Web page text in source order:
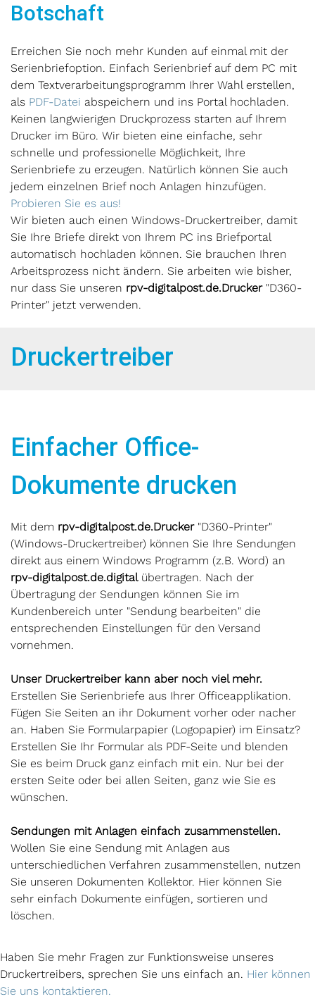
Botschaft
Erreichen Sie noch mehr Kunden auf einmal mit der
Serienbriefoption. Einfach Serienbrief auf dem PC mit
dem Textverarbeitungsprogramm Ihrer Wahl erstellen,
als PDF-Datei abspeichern und ins Portal hochladen.
Keinen langwierigen Druckprozess starten auf Ihrem
Drucker im Büro. Wir bieten eine einfache, sehr
schnelle und professionelle Möglichkeit, Ihre
Serienbriefe zu erzeugen. Natürlich können Sie auch
jedem einzelnen Brief noch Anlagen hinzufügen.
Probieren Sie es aus!
Wir bieten auch einen Windows-Druckertreiber, damit
Sie Ihre Briefe direkt von Ihrem PC ins Briefportal
automatisch hochladen können. Sie brauchen Ihren
Arbeitsprozess nicht ändern. Sie arbeiten wie bisher,
nur dass Sie unseren rpv-digitalpost.de.Drucker"D360-
Printer" jetzt verwenden.
Druckertreiber
Einfacher Office-
Dokumente drucken
Mit dem rpv-digitalpost.de.Drucker"D360-Printer"
(Windows-Druckertreiber) können Sie Ihre Sendungen
direkt aus einem Windows Programm (z.B. Word) an
rpv-digitalpost.de.digitalübertragen. Nach der
Übertragung der Sendungen können Sie im
Kundenbereich unter "Sendung bearbeiten" die
entsprechenden Einstellungen für den Versand
vornehmen.
Unser Druckertreiber kann aber noch viel mehr.
Erstellen Sie Serienbriefe aus Ihrer Officeapplikation.
Fügen Sie Seiten an ihr Dokument vorher oder nacher
an. Haben Sie Formularpapier (Logopapier) im Einsatz?
Erstellen Sie Ihr Formular als PDF-Seite und blenden
Sie es beim Druck ganz einfach mit ein. Nur bei der
ersten Seite oder bei allen Seiten, ganz wie Sie es
wünschen.
Sendungen mit Anlagen einfach zusammenstellen.
Wollen Sie eine Sendung mit Anlagen aus
unterschiedlichen Verfahren zusammenstellen, nutzen
Sie unseren Dokumenten Kollektor. Hier können Sie
sehr einfach Dokumente einfügen, sortieren und
löschen.
Haben Sie mehr Fragen zur Funktionsweise unseres
Druckertreibers, sprechen Sie uns einfach an. Hier können
Sie uns kontaktieren.